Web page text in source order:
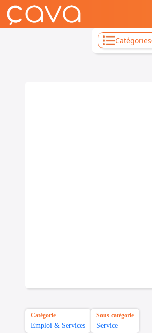
Catégories
Catégorie
Emploi & Services
Sous-catégorie
Service